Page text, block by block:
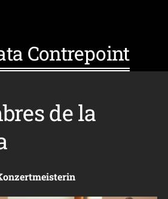
Contrepoint
de la